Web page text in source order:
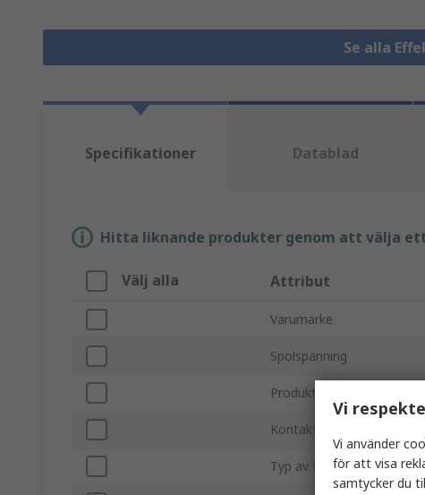
Se alla
Specifikationer Datablad
Hitta liknande produkter genom att välja
Välj alla Attribut
Varumärke
Spolspänning
Produkttyp
Kontaktkonfiguration
Typ av fäste
Vi
Vi använder
för att visa
samtycker du